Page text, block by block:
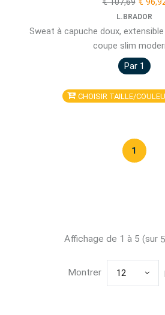
€ 107,69 €
L.BRADOR
Sweat à capuche doux,
coupe slim
Par 1
CHOISIR TAILLE/
1
Affichage de 1 à 5 (sur 5
Montrer 12